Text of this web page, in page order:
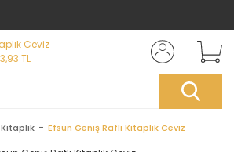
Kitaplık Efsun Geniş Raflı Kitaplık Ceviz